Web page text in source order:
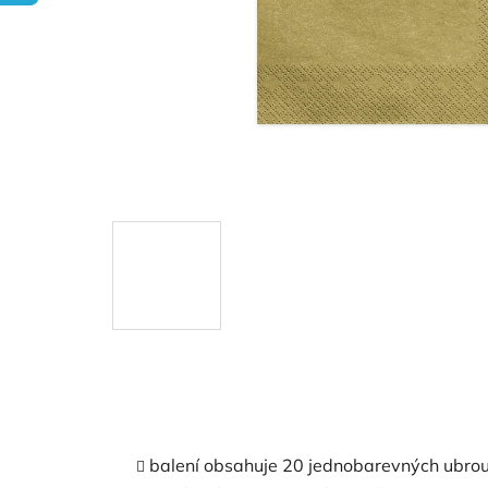
balení obsahuje 20 jednobarevných